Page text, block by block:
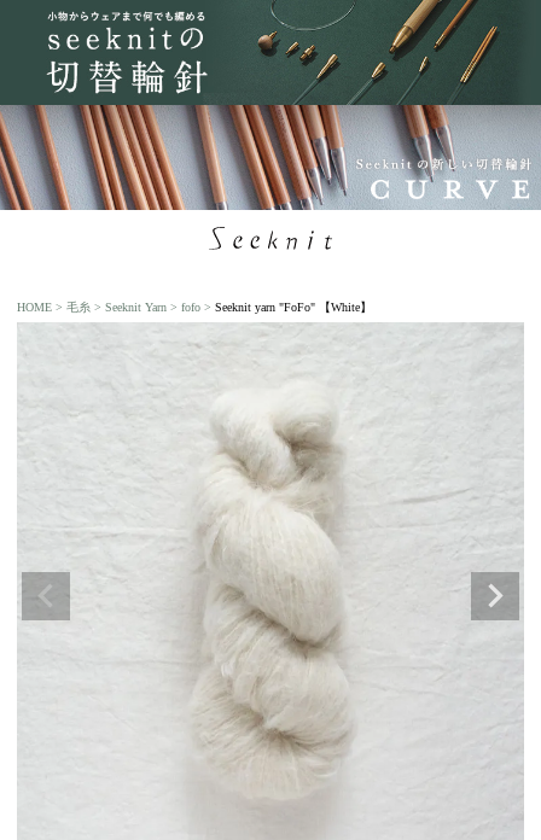
HOME 毛糸 Seeknit Yarn fofo Seeknit yarn "FoFo" 【White】